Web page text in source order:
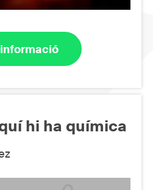
hi ha química